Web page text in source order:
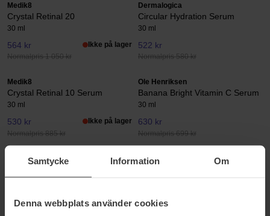
Samtycke Information Om
Denna webbplats använder cookies
Medik8
Crystal Retinal 20
30 ml
564 kr
Normalpris 1 050 kr
Ikke på lager
Dermalogica
Circular Hydration Serum
30 ml
522 kr
Normalpris 580 kr
Medik8
Crystal Retinal 10 Serum
30 ml
530 kr
Normalpris 885 kr
Ikke på lager
Ole Henriksen
Banana Bright Vitamin C Serum
30 ml
630 kr
Normalpris 699 kr
Medik8
249 kr
Dermalogica
386 kr